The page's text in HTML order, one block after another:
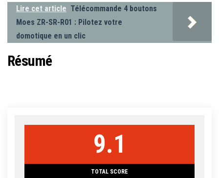
Lire cet article Télécommande 4 boutons
Moes ZR-SR-R01 : Pilotez votre
domotique en un clic
Résumé
9.1
TOTAL SCORE